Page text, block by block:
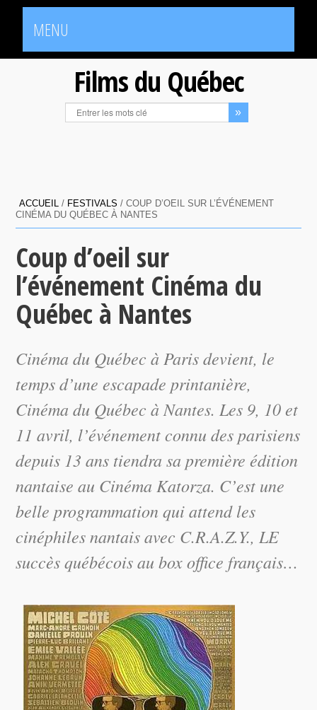
MENU
Films du Québec
ACCUEIL / FESTIVALS /COUP D’OEIL SUR L’ÉVÉNEMENT
CINÉMA DU QUÉBEC À NANTES
Coup d’oeil sur
l’événement Cinéma du
Québec à Nantes
Cinéma du Québec à Paris devient, le
temps d’une escapade printanière,
Cinéma du Québec à Nantes. Les 9, 10 et
11 avril, l’événement connu des parisiens
depuis 13 ans tiendra sa première édition
nantaise au Cinéma Katorza. C’est une
belle programmation qui attend les
cinéphiles nantais avec C.R.A.Z.Y., LE
succès québécois au box office français…